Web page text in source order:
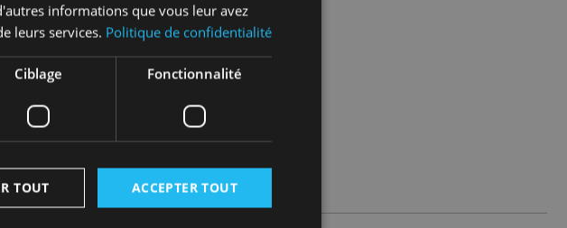
informations que vous leur avez
leurs services. Politique de confidentialité
Ciblage Fonctionnalité
ACCEPTER TOUT
TOUT